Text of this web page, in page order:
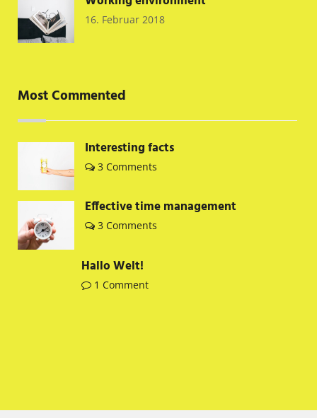
16. Februar 2018
Most Commented
Interesting facts
3 Comments
Effective time management
3 Comments
Hallo Welt!
1 Comment